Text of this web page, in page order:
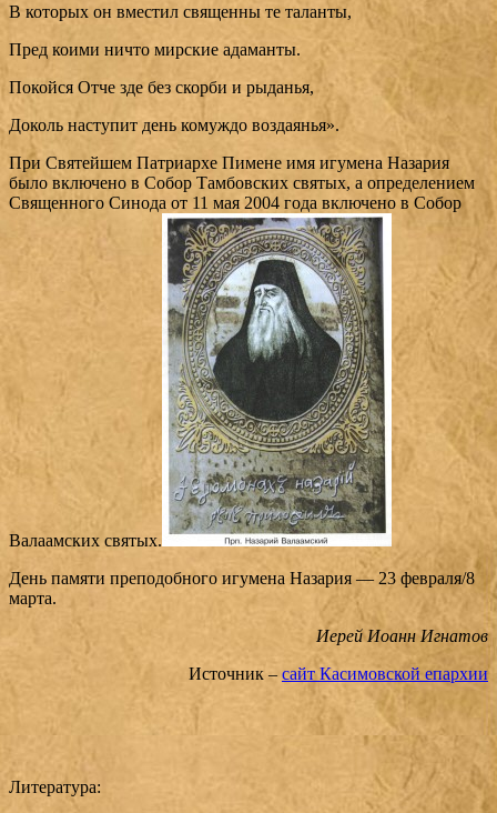
В которых он вместил священны те таланты,
Пред коими ничто мирские адаманты.
Покойся Отче зде без скорби и рыданья,
Доколь наступит день комуждо воздаянья».
При Святейшем Патриархе Пимене имя игумена Назария
было включено в Собор Тамбовских святых, а определением
Священного Синода от 11 мая 2004 года включено в Собор
Валаамских святых.
День памяти преподобного игумена Назария — 23 февраля/8
марта.
Иерей Иоанн Игнатов
Источник –сайт Касимовской епархии
Литература: